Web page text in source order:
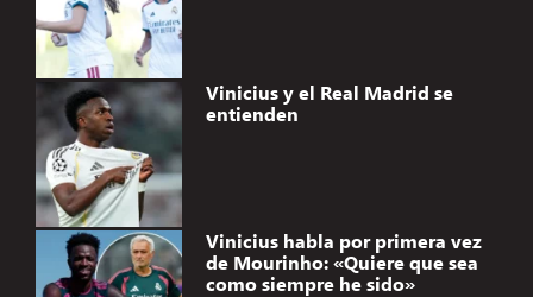
Vinicius y el Real Madrid se
entienden
Vinicius habla por primera vez
de Mourinho: «Quiere que sea
como siempre he sido»